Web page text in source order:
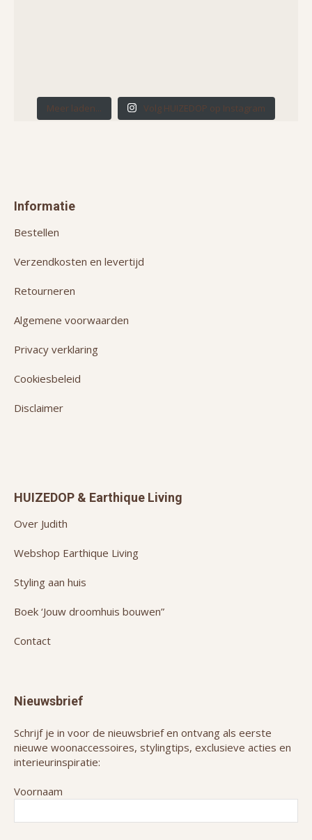
Meer laden... Volg HUIZEDOP op Instagram
Informatie
Bestellen
Verzendkosten en levertijd
Retourneren
Algemene voorwaarden
Privacy verklaring
Cookiesbeleid
Disclaimer
HUIZEDOP & Earthique Living
Over Judith
Webshop Earthique Living
Styling aan huis
Boek ‘Jouw droomhuis bouwen”
Contact
Nieuwsbrief
Schrijf je in voor de nieuwsbrief en ontvang als eerste
nieuwe woonaccessoires, stylingtips, exclusieve acties en
interieurinspiratie:
Voornaam